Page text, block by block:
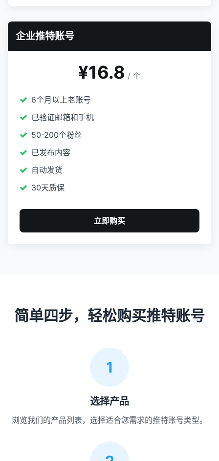
企业推特账号
¥16.8 / 个
6个月以上老账号
已验证邮箱和手机
50-200个粉丝
已发布内容
自动发货
30天质保
立即购买
简单四步，轻松购买推特账号
1
选择产品
浏览我们的产品列表，选择适合您需求的推特账号类型。